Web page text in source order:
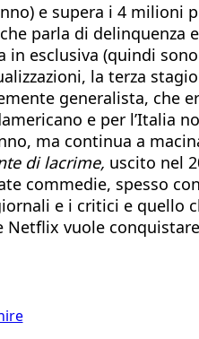
e supera i 4 milioni
che parla di delinquenza
esclusiva (quindi
la terza
generalista, che
e per l’Italia
ma continua a
di lacrime, uscito nel
commedie, spesso
e i critici e quello
vuole